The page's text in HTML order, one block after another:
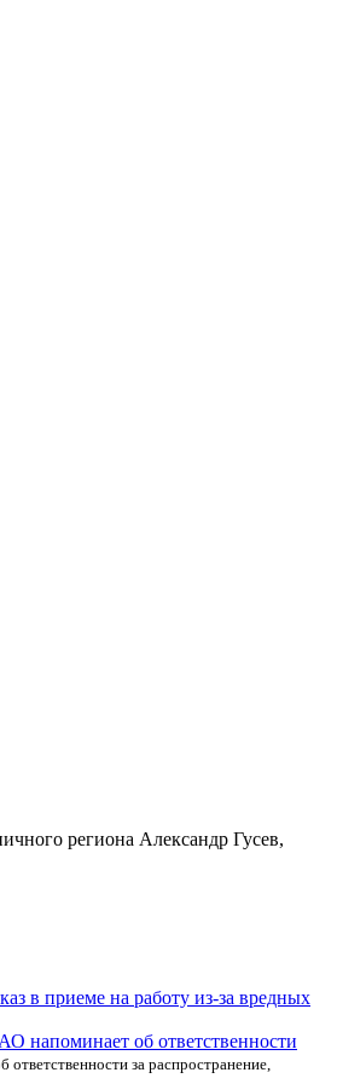
региона Александр Гусев,
в приеме на работу из-за вредных
напоминает об ответственности
за распространение,